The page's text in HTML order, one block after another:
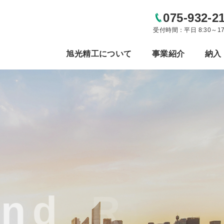
旭光精工について 事業紹介 納入
075-932-
受付時間：平日 8:30～
d Reliable
Reliable
Reliable
Reliable
Reliable
Reliable